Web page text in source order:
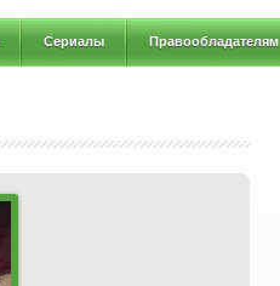
Сериалы Правообладателям